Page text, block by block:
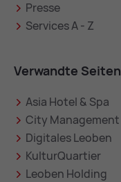
Presse
Services A - Z
Verwandte Seiten
Asia Hotel & Spa
City Management
Digitales Leoben
KulturQuartier
Leoben Holding